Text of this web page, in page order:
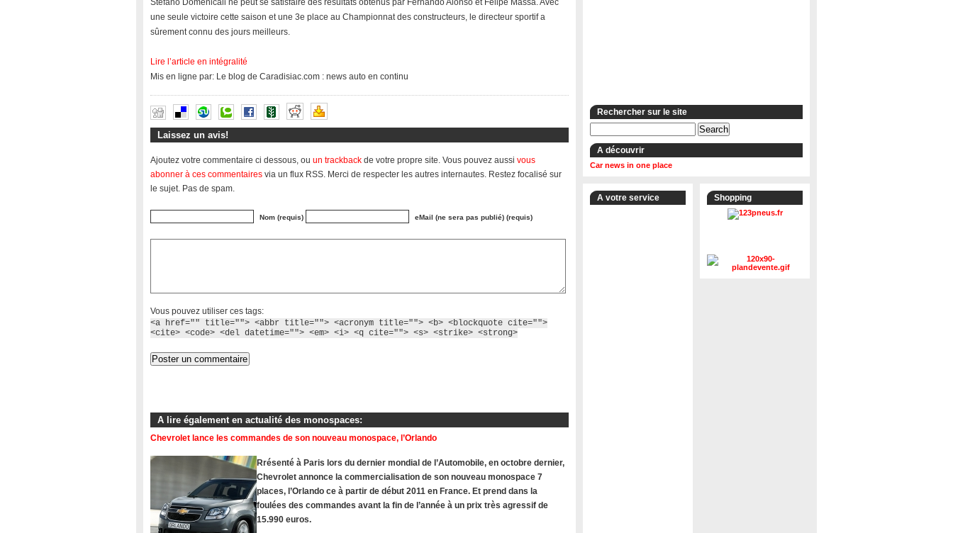
Stefano Domenicali ne peut se satisfaire des résultats obtenus par Fernando Alonso et Felipe Massa. Avec
une seule victoire cette saison et une 3e place au Championnat des constructeurs, le directeur sportif a
sûrement connu des jours meilleurs.
Lire l’article en intégralité
Mis en ligne par: Le blog de Caradisiac.com : news auto en continu
Laissez un avis!
Ajoutez votre commentaire ci dessous, ou un trackback de votre propre site. Vous pouvez aussi vous
abonner à ces commentaires via un flux RSS. Merci de respecter les autres internautes. Restez focalisé sur
le sujet. Pas de spam.
Nom (requis) eMail (ne sera pas publié) (requis)
Vous pouvez utiliser ces tags:
<a href="" title=""> <abbr title=""> <acronym title=""> <b> <blockquote cite="">
<cite> <code> <del datetime=""> <em> <i> <q cite=""> <s> <strike> <strong>
A lire également en actualité des monospaces:
Chevrolet lance les commandes de son nouveau monospace, l’Orlando
Rrésenté à Paris lors du dernier mondial de l’Automobile, en octobre dernier,
Chevrolet annonce la commercialisation de son nouveau monospace 7
places, l’Orlando ce à partir de début 2011 en France. Et prend dans la
foulées des commandes avant la fin de l’année à un prix très agressif de
15.990 euros.
Rechercher sur le site
A découvrir
Car news in one place
A votre service Shopping